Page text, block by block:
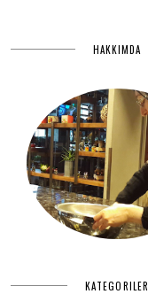
HAKKIMDA
KATEGORILER